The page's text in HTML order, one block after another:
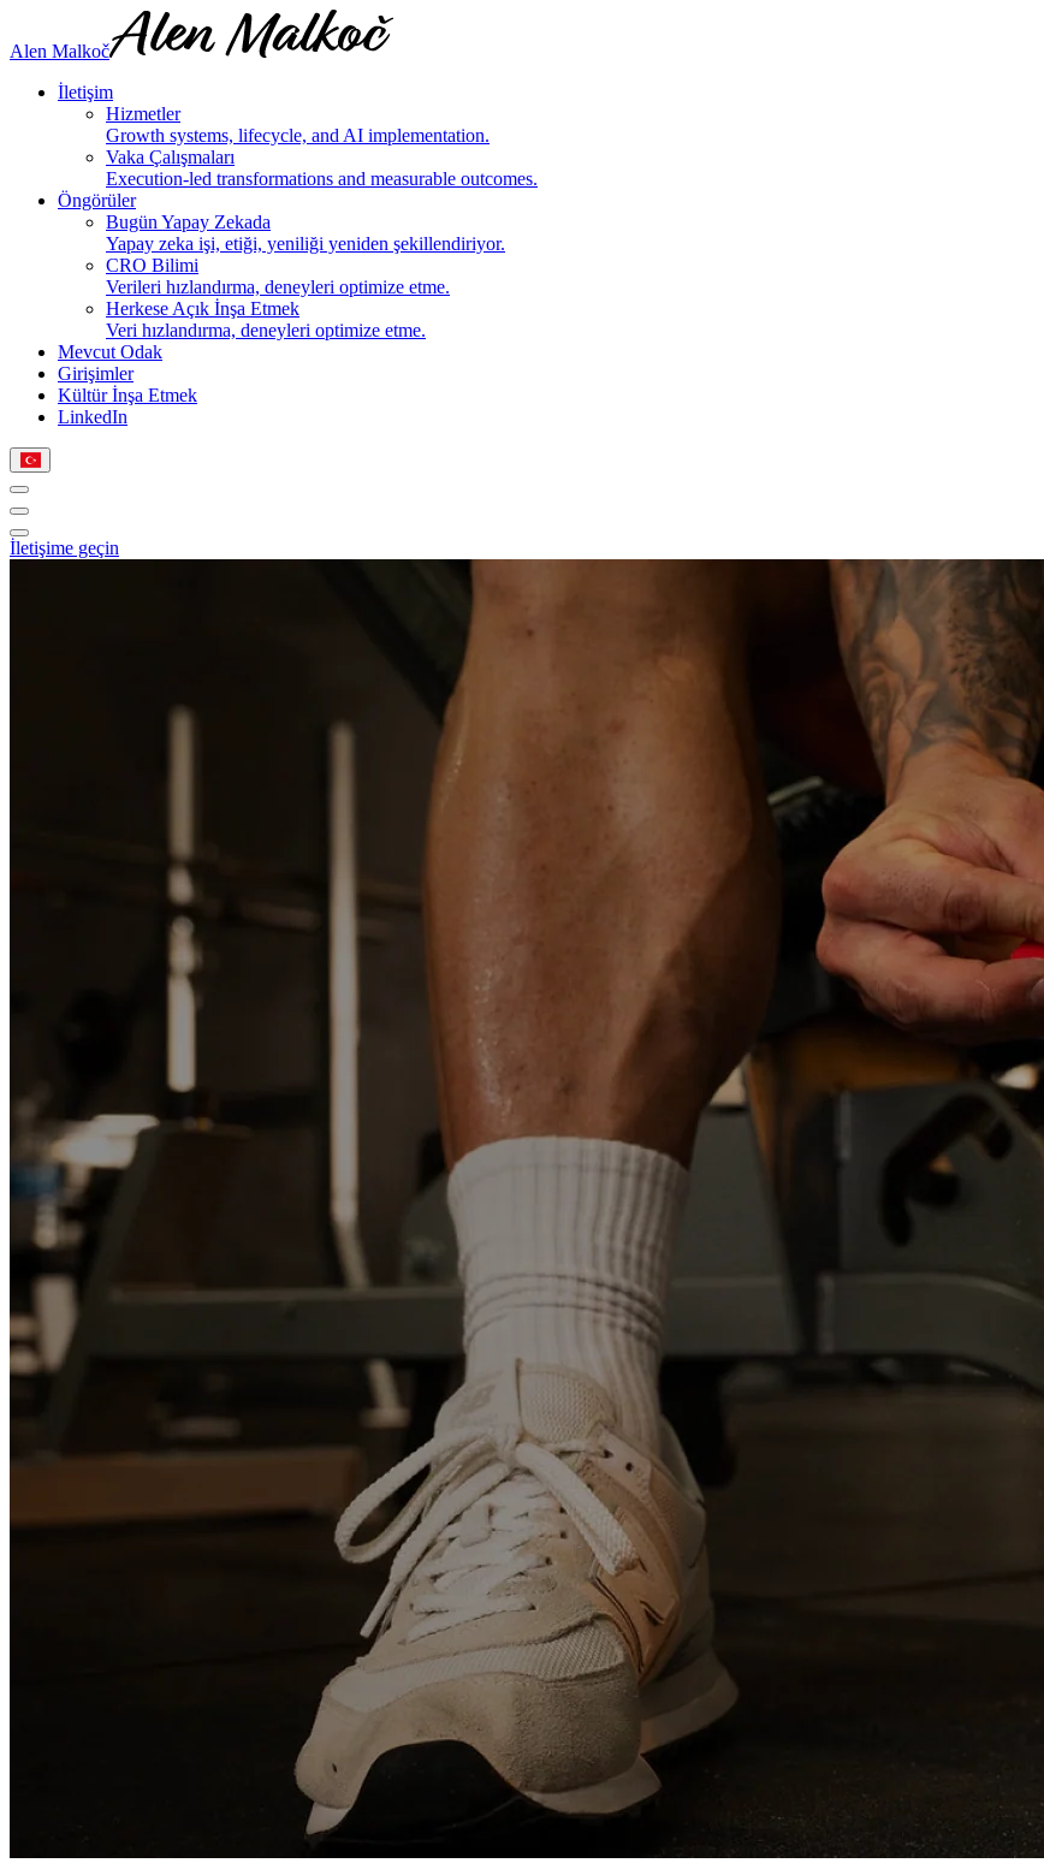
Alen Malkoč
İletişim
Hizmetler
Growth systems, lifecycle, and AI implementation.
Vaka Çalışmaları
Execution-led transformations and measurable outcomes.
Öngörüler
Bugün Yapay Zekada
Yapay zeka işi, etiği, yeniliği yeniden şekillendiriyor.
CRO Bilimi
Verileri hızlandırma, deneyleri optimize etme.
Herkese Açık İnşa Etmek
Veri hızlandırma, deneyleri optimize etme.
Mevcut Odak
Girişimler
Kültür İnşa Etmek
LinkedIn
İletişime geçin